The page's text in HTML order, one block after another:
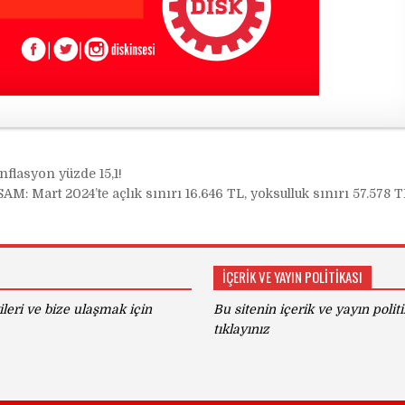
yüzde 15,1!
Mart 2024’te açlık sınırı 16.646 TL, yoksulluk sınırı 57.578
ve bize ulaşmak için
İÇERİK VE YAYIN POLİTİKASI
Bu sitenin içerik ve yayın
tıklayınız